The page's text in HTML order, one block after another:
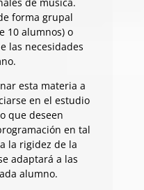
forma grupal
10 alumnos) o
las necesidades
esta materia a
en el estudio
que deseen
en tal
la rigidez de la
adaptará a las
alumno.